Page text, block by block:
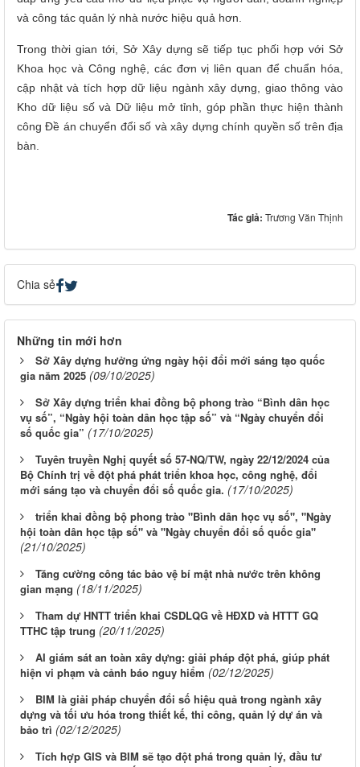
và công tác quản lý nhà nước hiệu quả hơn.
Trong thời gian tới, Sở Xây dựng sẽ tiếp tục phối hợp với Sở
Khoa học và Công nghệ, các đơn vị liên quan để chuẩn hóa,
cập nhật và tích hợp dữ liệu ngành xây dựng, giao thông vào
Kho dữ liệu số và Dữ liệu mở tỉnh, góp phần thực hiện thành
công Đề án chuyển đổi số và xây dựng chính quyền số trên địa
bàn.
Tác giả: Trương Văn Thịnh
Chia sẻ
Những tin mới hơn
Sở Xây dựng hưởng ứng ngày hội đổi mới sáng tạo quốc
gia năm 2025 (09/10/2025)
Sở Xây dựng triển khai đồng bộ phong trào “Bình dân học
vụ số”, “Ngày hội toàn dân học tập số” và “Ngày chuyển đổi
số quốc gia” (17/10/2025)
Tuyên truyền Nghị quyết số 57-NQ/TW, ngày 22/12/2024 của
Bộ Chính trị về đột phá phát triển khoa học, công nghệ, đổi
mới sáng tạo và chuyển đổi số quốc gia. (17/10/2025)
triển khai đồng bộ phong trào "Bình dân học vụ số", "Ngày
hội toàn dân học tập số" và "Ngày chuyển đổi số quốc gia"
(21/10/2025)
Tăng cường công tác bảo vệ bí mật nhà nước trên không
gian mạng (18/11/2025)
Tham dự HNTT triển khai CSDLQG về HĐXD và HTTT GQ
TTHC tập trung (20/11/2025)
AI giám sát an toàn xây dựng: giải pháp đột phá, giúp phát
hiện vi phạm và cảnh báo nguy hiểm (02/12/2025)
BIM là giải pháp chuyển đổi số hiệu quả trong ngành xây
dựng và tối ưu hóa trong thiết kế, thi công, quản lý dự án và
bảo trì (02/12/2025)
Tích hợp GIS và BIM sẽ tạo đột phá trong quản lý, đầu tư